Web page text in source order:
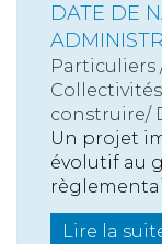
DATE DE
Particuliers
Collectivités
construire/
Un projet
évolutif au
Lire la